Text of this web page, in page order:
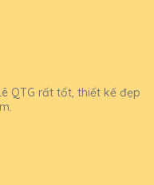
QTG rất tốt, thiết kế đẹp